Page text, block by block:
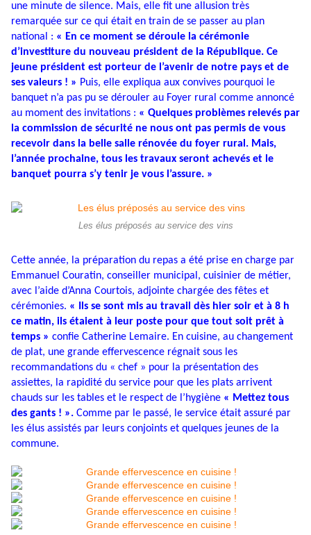
une minute de silence. Mais, elle fit une allusion très
remarquée sur ce qui était en train de se passer au plan
national : « En ce moment se déroule la cérémonie
d’investiture du nouveau président de la République. Ce
jeune président est porteur de l’avenir de notre pays et de
ses valeurs ! » Puis, elle expliqua aux convives pourquoi le
banquet n’a pas pu se dérouler au Foyer rural comme annoncé
au moment des invitations : « Quelques problèmes relevés par
la commission de sécurité ne nous ont pas permis de vous
recevoir dans la belle salle rénovée du foyer rural. Mais,
l’année prochaine, tous les travaux seront achevés et le
banquet pourra s’y tenir je vous l’assure. »
Les élus préposés au service des vins
Cette année, la préparation du repas a été prise en charge par
Emmanuel Couratin, conseiller municipal, cuisinier de métier,
avec l’aide d’Anna Courtois, adjointe chargée des fêtes et
cérémonies. « Ils se sont mis au travail dès hier soir et à 8 h
ce matin, ils étaient à leur poste pour que tout soit prêt à
temps » confie Catherine Lemaire. En cuisine, au changement
de plat, une grande effervescence régnait sous les
recommandations du « chef » pour la présentation des
assiettes, la rapidité du service pour que les plats arrivent
chauds sur les tables et le respect de l’hygiène « Mettez tous
des gants ! ». Comme par le passé, le service était assuré par
les élus assistés par leurs conjoints et quelques jeunes de la
commune.